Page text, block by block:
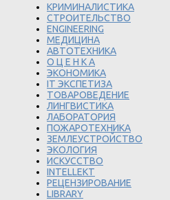
КРИМИНАЛИСТИКА
СТРОИТЕЛЬСТВО
ENGINEERING
МЕДИЦИНА
АВТОТЕХНИКА
О Ц Е Н К А
ЭКОНОМИКА
IT ЭКСПЕТИЗА
ТОВАРОВЕДЕНИЕ
ЛИНГВИСТИКА
ЛАБОРАТОРИЯ
ПОЖАРОТЕХНИКА
ЗЕМЛЕУСТРОЙСТВО
ЭКОЛОГИЯ
ИСКУССТВО
INTELLEKT
РЕЦЕНЗИРОВАНИЕ
LIBRARY